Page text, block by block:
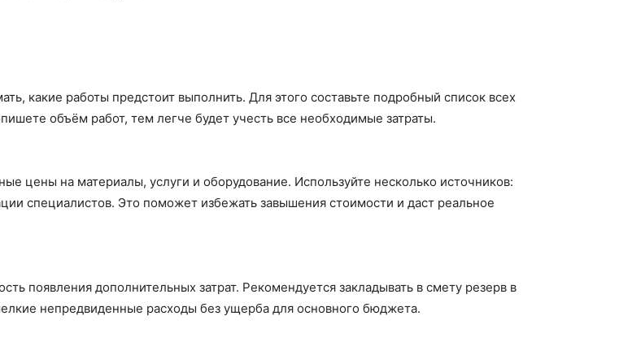
какие работы предстоит выполнить. Для этого составьте подробный список всех
объём работ, тем легче будет учесть все необходимые затраты.
цены на материалы, услуги и оборудование. Используйте несколько источников:
специалистов. Это поможет избежать завышения стоимости и даст реальное
появления дополнительных затрат. Рекомендуется закладывать в смету резерв в
непредвиденные расходы без ущерба для основного бюджета.